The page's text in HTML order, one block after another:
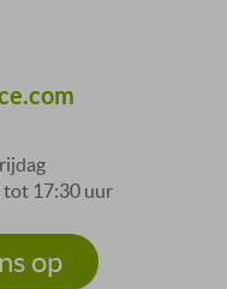
tot 17:30 uur
op